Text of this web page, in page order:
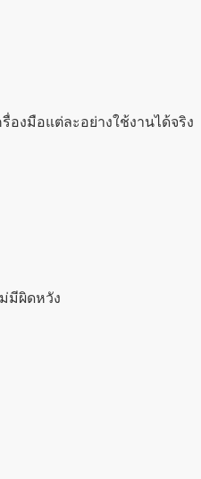
องมือแต่ละอย่างใช้งานได้จริง
มีผิดหวัง